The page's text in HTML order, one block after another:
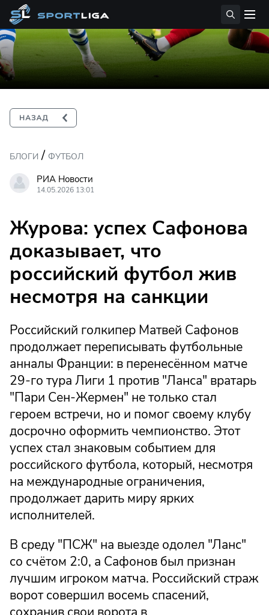
БЛОГИ / ФУТБОЛ
РИА Новости
14.05.2026 13:01
Журова: успех Сафонова
доказывает, что
российский футбол жив
несмотря на санкции
Российский голкипер Матвей Сафонов
продолжает переписывать футбольные
анналы Франции: в перенесённом матче
29-го тура Лиги 1 против "Ланса" вратарь
"Пари Сен-Жермен" не только стал
героем встречи, но и помог своему клубу
досрочно оформить чемпионство. Этот
успех стал знаковым событием для
российского футбола, который, несмотря
на международные ограничения,
продолжает дарить миру ярких
исполнителей.
В среду "ПСЖ" на выезде одолел "Ланс"
со счётом 2:0, а Сафонов был признан
лучшим игроком матча. Российский страж
ворот совершил восемь спасений,